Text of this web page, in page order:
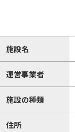
施設名
運営事業者
施設の種類
住所